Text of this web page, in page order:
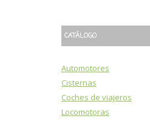
CATÁLOGO
Automotores
Cisternas
Coches de viajeros
Locomotoras